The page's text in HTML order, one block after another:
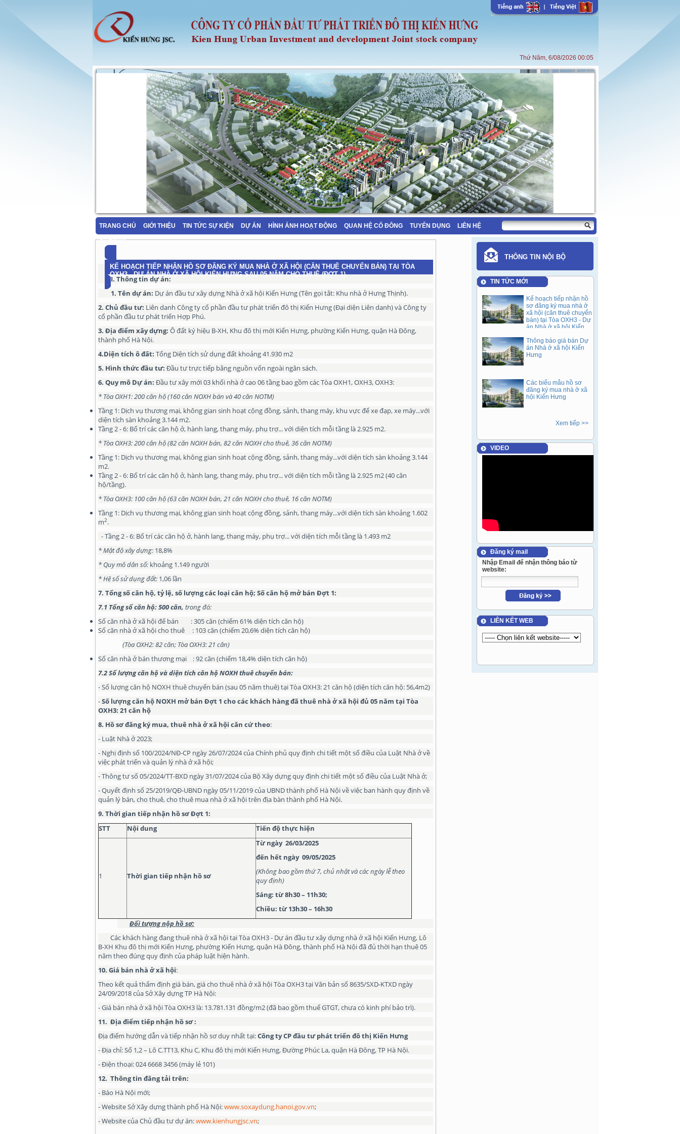
Thứ Năm, 6/08/2026 00:05
TRANG CHỦ GIỚI THIỆU TIN TỨC SỰ KIỆN DỰ ÁN HÌNH ẢNH HOẠT ĐỘNG QUAN HỆ CỔ ĐÔNG TUYỂN DỤNG
LIÊN HỆ
SITEMAP
KẾ HOẠCH TIẾP NHẬN HỒ SƠ ĐĂNG KÝ MUA NHÀ Ở XÃ HỘI (CĂN THUÊ CHUYỂN BÁN) TẠI TÒA
OXH3 - DỰ ÁN NHÀ Ở XÃ HỘI KIẾN HƯNG SAU 05 NĂM CHO THUÊ (ĐỢT 1).
I. Thông tin dự án:
1. Tên dự án: Dự án đầu tư xây dựng Nhà ở xã hội Kiến Hưng (Tên gọi tắt: Khu nhà ở Hưng Thịnh).
2. Chủ đầu tư: Liên danh Công ty cổ phần đầu tư phát triển đô thị Kiến Hưng (Đại diện Liên danh) và Công ty
cổ phần đầu tư phát triển Hợp Phú.
3. Địa điểm xây dựng: Ô đất ký hiệu B-XH, Khu đô thị mới Kiến Hưng, phường Kiến Hưng, quận Hà Đông,
thành phố Hà Nội.
4.Diện tích ô đất: Tổng Diện tích sử dụng đất khoảng 41.930 m2
5. Hình thức đầu tư: Đầu tư trực tiếp bằng nguồn vốn ngoài ngân sách.
6. Quy mô Dự án: Đầu tư xây mới 03 khối nhà ở cao 06 tầng bao gồm các Tòa OXH1, OXH3, OXH3:
* Tòa OXH1:200 căn hộ (160 căn NOXH bán và 40 căn NOTM)
Tầng 1: Dịch vụ thương mại, không gian sinh hoạt cộng đồng, sảnh, thang máy, khu vực để xe đạp, xe máy...với
diện tích sàn khoảng 3.144 m2.
Tầng 2 - 6: Bố trí các căn hộ ở, hành lang, thang máy, phụ trợ... với diện tích mỗi tầng là 2.925 m2.
* Tòa OXH3:200 căn hộ (82 căn NOXH bán, 82 căn NOXH cho thuê, 36 căn NOTM)
Tầng 1: Dịch vụ thương mại, không gian sinh hoạt cộng đồng, sảnh, thang máy...với diện tích sàn khoảng 3.144
m2.
Tầng 2 - 6: Bố trí các căn hộ ở, hành lang, thang máy, phụ trợ... với diện tích mỗi tầng là 2.925 m2 (40 căn
hộ/tầng).
* Tòa OXH3: 100 căn hộ (63 căn NOXH bán, 21 căn NOXH cho thuê, 16 căn NOTM)
Tầng 1: Dịch vụ thương mại, không gian sinh hoạt cộng đồng, sảnh, thang máy...với diện tích sàn khoảng 1.602
m2.
- Tầng 2 - 6: Bố trí các căn hộ ở, hành lang, thang máy, phụ trợ... với diện tích mỗi tầng là 1.493 m2
*Mật độ xây dựng: 18,8%
*Quy mô dân số: khoảng 1.149 người
*Hệ số sử dụng đất: 1,06 lần
7. Tổng sốcăn hộ, tỷ lệ, số lượng các loại căn hộ; Số căn hộ mở bán Đợt 1:
7.1 Tổng số căn hộ: 500 căn, trong đó:
Số căn nhà ở xã hội để bán : 305 căn (chiếm 61% diện tích căn hộ)
Số căn nhà ở xã hội cho thuê : 103 căn (chiếm 20,6% diện tích căn hộ)
(Tòa OXH2: 82 căn; Tòa OXH3: 21 căn)
Số căn nhà ở bán thương mại : 92 căn (chiếm 18,4% diện tích căn hộ)
7.2 Số lượng căn hộ và diện tích căn hộ NOXH thuê chuyển bán:
- Số lượng căn hộ NOXH thuê chuyển bán (sau 05 năm thuê) tại Tòa OXH3: 21 căn hộ (diện tích căn hộ: 56,4m2)
-Số lượng căn hộ NOXH mở bán Đợt 1 cho các khách hàng đã thuê nhà ở xã hội đủ 05 năm tại Tòa
OXH3: 21 căn hộ
8. Hồ sơ đăng ký mua, thuê nhà ở xã hội căn cứ theo:
- Luật Nhà ở 2023;
- Nghị định số 100/2024/NĐ-CP ngày 26/07/2024 của Chính phủ quy định chi tiết một số điều của Luật Nhà ở về
việc phát triển và quản lý nhà ở xã hội;
- Thông tư số 05/2024/TT-BXD ngày 31/07/2024 của Bộ Xây dựng quy định chi tiết một số điều của Luật Nhà ở;
- Quyết định số 25/2019/QĐ-UBND ngày 05/11/2019 của UBND thành phố Hà Nội về việc ban hành quy định về
quản lý bán, cho thuê, cho thuê mua nhà ở xã hội trên địa bàn thành phố Hà Nội.
9. Thời gian tiếp nhận hồ sơĐợt 1:
STT
Nội dung Tiến độ thực hiện
1 Thời gian tiếp nhận hồ sơ
Từ ngày 26/03/2025
đến hết ngày 09/05/2025
(Không bao gồmthứ 7, chủ nhật vàcácngày lễtheo
quy định)
Sáng: từ 8h30 – 11h30;
Chiều: từ 13h30 – 16h30
Đối tượng nộp hồ sơ:
Các khách hàng đang thuê nhà ở xã hội tại Tòa OXH3 - Dự án đầu tư xây dựng nhà ở xã hội Kiến Hưng, Lô
B-XH Khu đô thị mới Kiến Hưng, phường Kiến Hưng, quận Hà Đông, thành phố Hà Nội đã đủ thời hạn thuê 05
năm theo đúng quy định của pháp luật hiện hành.
10. Giá bán nhà ở xã hội:
Theo kết quả thẩm định giá bán, giá cho thuê nhà ở xã hội Tòa OXH3 tại Văn bản số 8635/SXD-KTXD ngày
24/09/2018 của Sở Xây dựng TP Hà Nội:
- Giá bán nhà ở xã hội Tòa OXH3 là: 13.781.131 đồng/m2 (đã bao gồm thuế GTGT, chưa có kinh phí bảo trì).
11. Địa điểm tiếp nhận hồ sơ :
Địa điểm hướng dẫn và tiếp nhận hồ sơ duy nhất tại:Công tyCPđầu tư phát triển đô thị Kiến Hưng
- Địa chỉ: Số 1,2 – Lô C.TT13, Khu C, Khu đô thị mới Kiến Hưng, Đường Phúc La, quận Hà Đông, TP Hà Nội.
- Điện thoại: 024 6668 3456 (máy lẻ 101)
12. Thông tin đăng tải trên:
- Báo Hà Nội mới;
- Website Sở Xây dựng thành phố Hà Nội:www.soxaydung.hanoi.gov.vn;
- Website của Chủ đầu tư dự án:www.kienhungjsc.vn;
THÔNG TIN NỘI BỘ
TIN TỨC MỚI
Kế hoạch tiếp nhận hồ
sơ đăng ký mua nhà ở
xã hội (căn thuê chuyển
bán) tại Tòa OXH3 - Dự
án Nhà ở xã hội Kiến
thuê (Đợt 1).
Thông báo giá bán Dự
án Nhà ở xã hội Kiến
Hưng
Các biểu mẫu hồ sơ
đăng ký mua nhà ở xã
hội Kiến Hưng
Xem tiếp >>
VIDEO
Đăng ký mail
Nhập Email để nhận thông báo từ
website:
LIÊN KẾT WEB